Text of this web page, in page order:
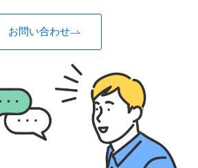
お問い合わせ